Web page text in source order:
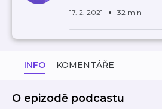
17. 2. 2021 32 min
INFO KOMENTÁŘE
O epizodě podcastu